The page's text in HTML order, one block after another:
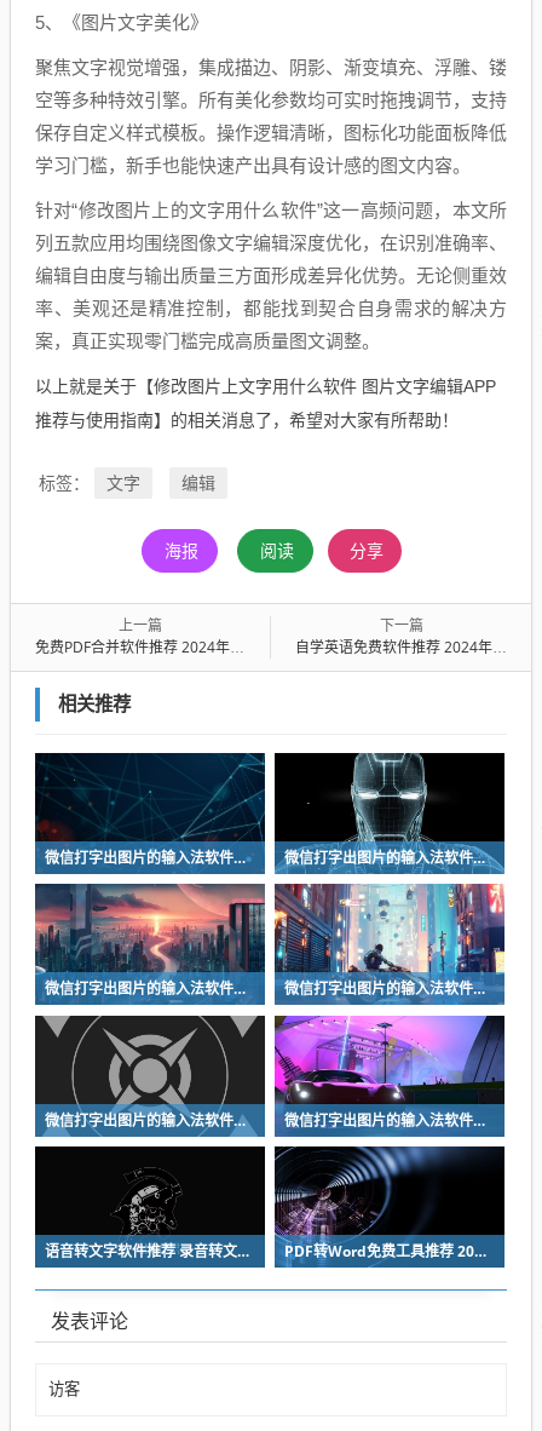
5、《图片文字美化》
聚焦文字视觉增强，集成描边、阴影、渐变填充、浮雕、镂
空等多种特效引擎。所有美化参数均可实时拖拽调节，支持
保存自定义样式模板。操作逻辑清晰，图标化功能面板降低
学习门槛，新手也能快速产出具有设计感的图文内容。
针对“修改图片上的文字用什么软件”这一高频问题，本文所
列五款应用均围绕图像文字编辑深度优化，在识别准确率、
编辑自由度与输出质量三方面形成差异化优势。无论侧重效
率、美观还是精准控制，都能找到契合自身需求的解决方
案，真正实现零门槛完成高质量图文调整。
以上就是关于【修改图片上文字用什么软件 图片文字编辑APP
推荐与使用指南】的相关消息了，希望对大家有所帮助！
标签： 文字 编辑
海报 阅读 分享
上一篇
免费PDF合并软件推荐 2024年好用又安全的PDF文件合并工具排行榜
下一篇
自学英语免费软件推荐 2024年高口碑实用英语学习App排行榜
相关推荐
微信打字出图片的输入法软件有什么 打字出图片的输入法软件前五 微信打字出图片的输入法软件有什么 打字出图片的输入法软件前五
微信打字出图片的输入法软件有什么 打字出图片的输入法软件前五 微信打字出图片的输入法软件有什么 打字出图片的输入法软件前五
微信打字出图片的输入法软件有什么 打字出图片的输入法软件前五 微信打字出图片的输入法软件有什么 打字出图片的输入法软件前五
语音转文字软件推荐 录音转文字工具哪个准确率高且免费好用 PDF转Word免费工具推荐 2024年好用又安全的PDF转Word软件汇总
发表评论